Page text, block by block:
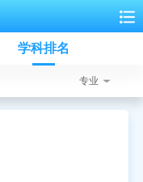
学科排名
专业